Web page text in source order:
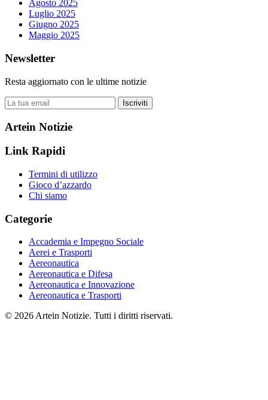
Agosto 2025
Luglio 2025
Giugno 2025
Maggio 2025
Newsletter
Resta aggiornato con le ultime notizie
Iscriviti
Artein Notizie
Link Rapidi
Termini di utilizzo
Gioco d’azzardo
Chi siamo
Categorie
Accademia e Impegno Sociale
Aerei e Trasporti
Aereonautica
Aereonautica e Difesa
Aereonautica e Innovazione
Aereonautica e Trasporti
© 2026 Artein Notizie. Tutti i diritti riservati.